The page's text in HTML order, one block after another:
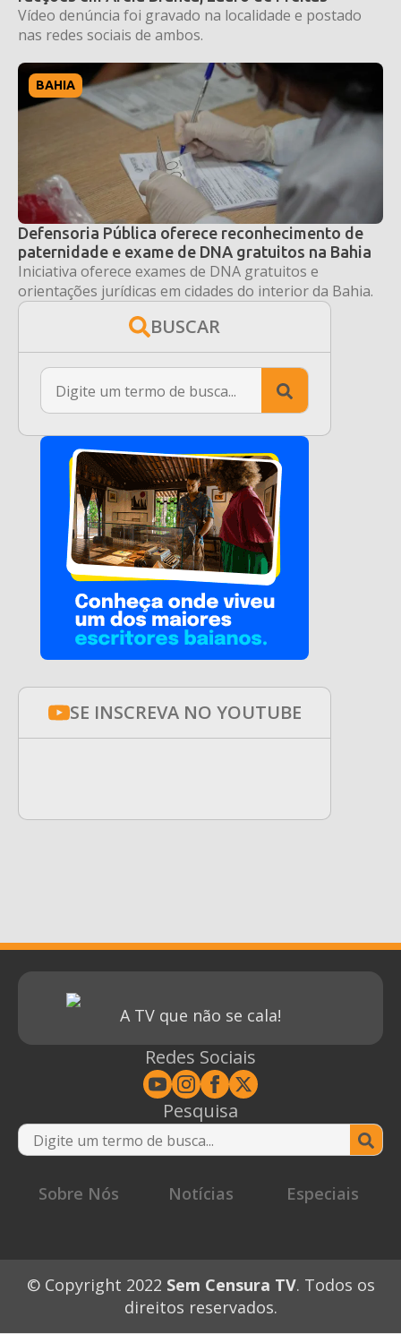
Vídeo denúncia foi gravado na localidade e postado
nas redes sociais de ambos.
BAHIA
Defensoria Pública oferece reconhecimento de
paternidade e exame de DNA gratuitos na Bahia
Iniciativa oferece exames de DNA gratuitos e
orientações jurídicas em cidades do interior da Bahia.
BUSCAR
Search
for:
SE INSCREVA NO YOUTUBE
A TV que não se cala!
Redes Sociais
Pesquisa
Sobre Nós
Notícias Especiais
© Copyright 2022 Sem Censura TV. Todos os
direitos reservados.